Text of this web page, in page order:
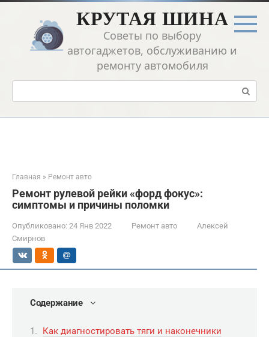
Перейти
контенту
КРУТАЯ ШИНА
Советы по выбору
автогаджетов, обслуживанию и
ремонту автомобиля
Поиск:
Главная » Ремонт авто
Ремонт рулевой рейки «форд фокус»:
симптомы и причины поломки
Опубликовано: 24 Янв 2022 Ремонт авто
Алексей
Смирнов
Содержание
Как диагностировать тяги и наконечники